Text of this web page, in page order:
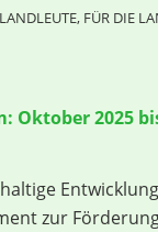
, FÜR DIE
Oktober 2025
zur